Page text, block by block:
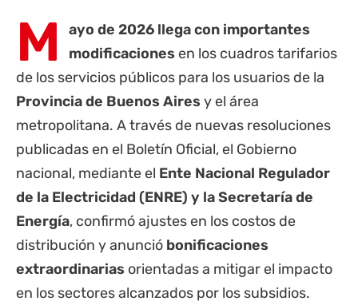
M
ayo de 2026 llega con importantes
modificaciones en los cuadros tarifarios
de los servicios públicos para los usuarios de la
Provincia de Buenos Aires y el área
metropolitana. A través de nuevas resoluciones
publicadas en el Boletín Oficial, el Gobierno
nacional, mediante el Ente Nacional Regulador
de la Electricidad (ENRE) y la Secretaría de
Energía, confirmó ajustes en los costos de
distribución y anunció bonificaciones
extraordinarias orientadas a mitigar el impacto
en los sectores alcanzados por los subsidios.